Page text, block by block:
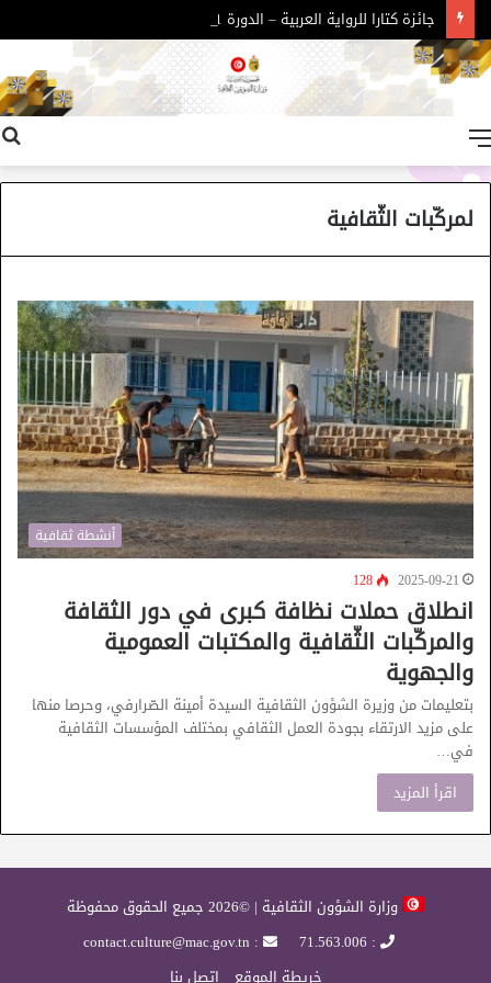
جائزة كتارا للرواية العربية – الدورة 11
لمركّبات الثّقافية
أنشطة ثقافية
2025-09-21
128
انطلاق حملات نظافة كبرى في دور الثقافة
والمركّبات الثّقافية والمكتبات العمومية
والجهوية
بتعليمات من وزيرة الشؤون الثقافية السيدة أمينة الصّرارفي، وحرصا منها
على مزيد الارتقاء بجودة العمل الثقافي بمختلف المؤسسات الثقافية
في…
اقرأ المزيد
وزارة الشؤون الثقافية | ©2026 جميع الحقوق محفوظة
: 71.563.006
: contact.culture@mac.gov.tn
خريطة الموقع
إتصل بنا